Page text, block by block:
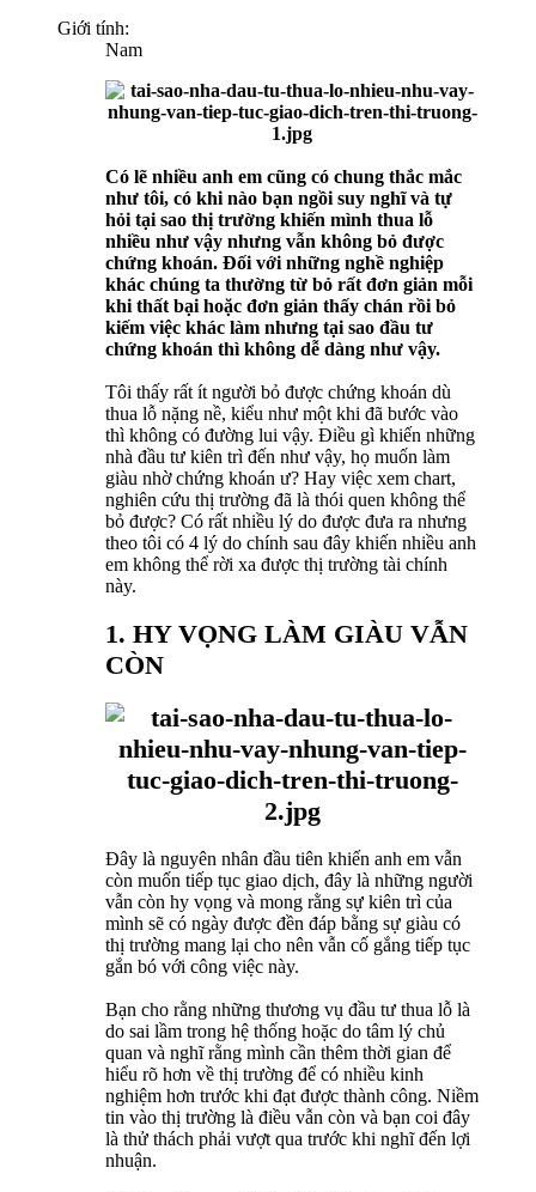
Giới tính:
Nam
Có lẽ nhiều anh em cũng có chung thắc mắc
như tôi, có khi nào bạn ngồi suy nghĩ và tự
hỏi tại sao thị trường khiến mình thua lỗ
nhiều như vậy nhưng vẫn không bỏ được
chứng khoán. Đối với những nghề nghiệp
khác chúng ta thường từ bỏ rất đơn giản mỗi
khi thất bại hoặc đơn giản thấy chán rồi bỏ
kiếm việc khác làm nhưng tại sao đầu tư
chứng khoán thì không dễ dàng như vậy.
Tôi thấy rất ít người bỏ được chứng khoán dù
thua lỗ nặng nề, kiểu như một khi đã bước vào
thì không có đường lui vậy. Điều gì khiến những
nhà đầu tư kiên trì đến như vậy, họ muốn làm
giàu nhờ chứng khoán ư? Hay việc xem chart,
nghiên cứu thị trường đã là thói quen không thể
bỏ được? Có rất nhiều lý do được đưa ra nhưng
theo tôi có 4 lý do chính sau đây khiến nhiều anh
em không thể rời xa được thị trường tài chính
này.
1. HY VỌNG LÀM GIÀU VẪN
CÒN
Đây là nguyên nhân đầu tiên khiến anh em vẫn
còn muốn tiếp tục giao dịch, đây là những người
vẫn còn hy vọng và mong rằng sự kiên trì của
mình sẽ có ngày được đền đáp bằng sự giàu có
thị trường mang lại cho nên vẫn cố gắng tiếp tục
gắn bó với công việc này.
Bạn cho rằng những thương vụ đầu tư thua lỗ là
do sai lầm trong hệ thống hoặc do tâm lý chủ
quan và nghĩ rằng mình cần thêm thời gian để
hiểu rõ hơn về thị trường để có nhiều kinh
nghiệm hơn trước khi đạt được thành công. Niềm
tin vào thị trường là điều vẫn còn và bạn coi đây
là thử thách phải vượt qua trước khi nghĩ đến lợi
nhuận.